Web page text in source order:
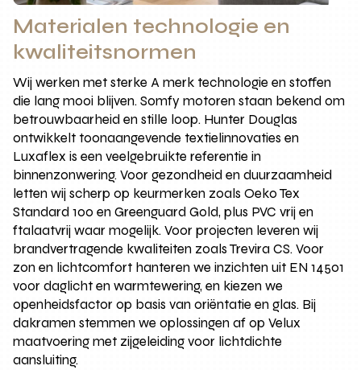
Materialen technologie en
kwaliteitsnormen
Wij werken met sterke A merk technologie en stoffen
die lang mooi blijven. Somfy motoren staan bekend om
betrouwbaarheid en stille loop. Hunter Douglas
ontwikkelt toonaangevende textielinnovaties en
Luxaflex is een veelgebruikte referentie in
binnenzonwering. Voor gezondheid en duurzaamheid
letten wij scherp op keurmerken zoals Oeko Tex
Standard 100 en Greenguard Gold, plus PVC vrij en
ftalaatvrij waar mogelijk. Voor projecten leveren wij
brandvertragende kwaliteiten zoals Trevira CS. Voor
zon en lichtcomfort hanteren we inzichten uit EN 14501
voor daglicht en warmtewering, en kiezen we
openheidsfactor op basis van oriëntatie en glas. Bij
dakramen stemmen we oplossingen af op Velux
maatvoering met zijgeleiding voor lichtdichte
aansluiting.